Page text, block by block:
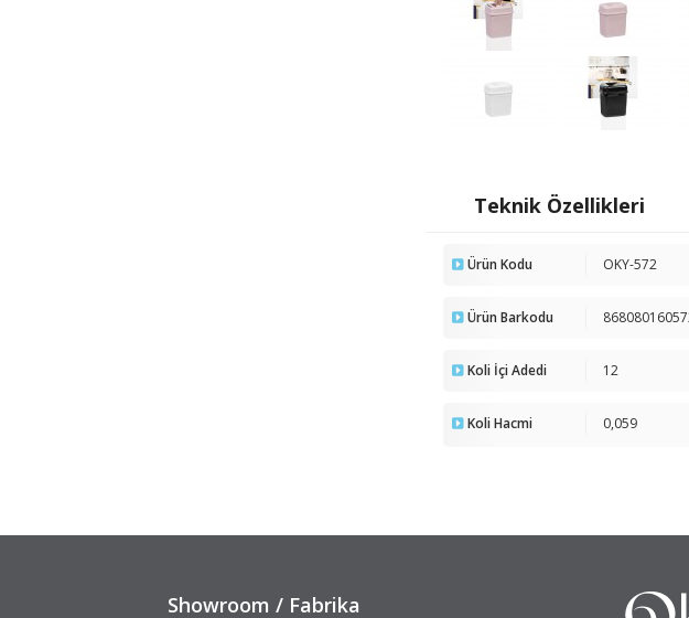
Teknik Özellikleri
Ürün Kodu OKY-572
Ürün Barkodu
Koli İçi Adedi 12
Koli Hacmi 0,059
Showroom / Fabrika